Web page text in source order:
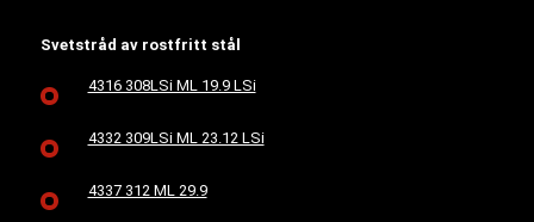
Svetstråd av rostfritt stål
4316 308LSi ML 19.9 LSi
4332 309LSi ML 23.12 LSi
4337 312 ML 29.9